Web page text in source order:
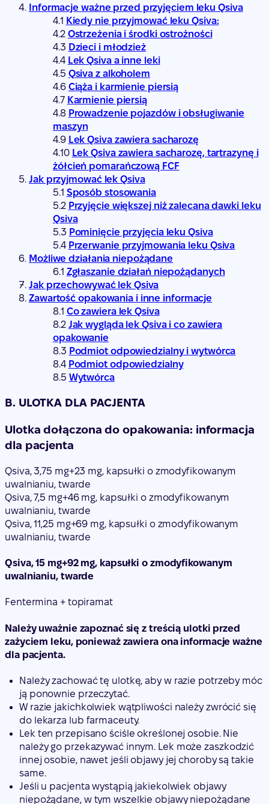
Informacje ważne przed przyjęciem leku Qsiva
Kiedy nie przyjmować leku Qsiva:
Ostrzeżenia i środki ostrożności
Dzieci i młodzież
Lek Qsiva a inne leki
Qsiva z alkoholem
Ciąża i karmienie piersią
Karmienie piersią
Prowadzenie pojazdów i obsługiwanie
maszyn
Lek Qsiva zawiera sacharozę
Lek Qsiva zawiera sacharozę, tartrazynę i
żółcień pomarańczową FCF
Jak przyjmować lek Qsiva
Sposób stosowania
Przyjęcie większej niż zalecana dawki leku
Qsiva
Pominięcie przyjęcia leku Qsiva
Przerwanie przyjmowania leku Qsiva
Możliwe działania niepożądane
Zgłaszanie działań niepożądanych
Jak przechowywać lek Qsiva
Zawartość opakowania i inne informacje
Co zawiera lek Qsiva
Jak wygląda lek Qsiva i co zawiera
opakowanie
Podmiot odpowiedzialny i wytwórca
Podmiot odpowiedzialny
Wytwórca
B. ULOTKA DLA PACJENTA
Ulotka dołączona do opakowania: informacja
dla pacjenta
Qsiva, 3,75 mg+23 mg, kapsułki o zmodyfikowanym
uwalnianiu, twarde
Qsiva, 7,5 mg+46 mg, kapsułki o zmodyfikowanym
uwalnianiu, twarde
Qsiva, 11,25 mg+69 mg, kapsułki o zmodyfikowanym
uwalnianiu, twarde
Qsiva, 15 mg+92 mg, kapsułki o zmodyfikowanym
uwalnianiu, twarde
Fentermina + topiramat
Należy uważnie zapoznać się z treścią ulotki przed
zażyciem leku, ponieważ zawiera ona informacje ważne
dla pacjenta.
Należy zachować tę ulotkę, aby w razie potrzeby móc
ją ponownie przeczytać.
W razie jakichkolwiek wątpliwości należy zwrócić się
do lekarza lub farmaceuty.
Lek ten przepisano ściśle określonej osobie. Nie
należy go przekazywać innym. Lek może zaszkodzić
innej osobie, nawet jeśli objawy jej choroby są takie
same.
Jeśli u pacjenta wystąpią jakiekolwiek objawy
niepożądane, w tym wszelkie objawy niepożądane